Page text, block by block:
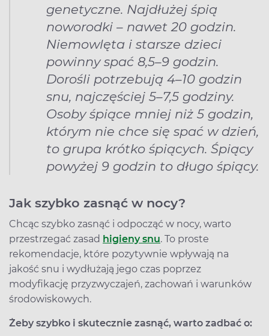
genetyczne. Najdłużej śpią
noworodki – nawet 20 godzin.
Niemowlęta i starsze dzieci
powinny spać 8,5–9 godzin.
Dorośli potrzebują 4–10 godzin
snu, najczęściej 5–7,5 godziny.
Osoby śpiące mniej niż 5 godzin,
którym nie chce się spać w dzień,
to grupa krótko śpiących. Śpiący
powyżej 9 godzin to długo śpiący.
Jak szybko zasnąć w nocy?
Chcąc szybko zasnąć i odpocząć w nocy, warto
przestrzegać zasad higieny snu. To proste
rekomendacje, które pozytywnie wpływają na
jakość snu i wydłużają jego czas poprzez
modyfikację przyzwyczajeń, zachowań i warunków
środowiskowych.
Żeby szybko i skutecznie zasnąć, warto zadbać o: